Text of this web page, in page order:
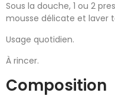
Sous la douche, 1 ou 2
mousse délicate et laver
Usage quotidien.
À rincer.
Composition